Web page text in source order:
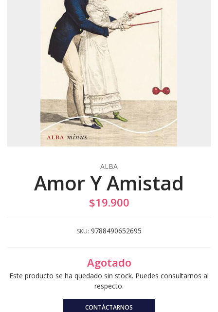
ALBA
Amor Y Amistad
$19.900
SKU: 9788490652695
Agotado
Este producto se ha quedado sin stock. Puedes consultarnos al
respecto.
CONTÁCTARNOS